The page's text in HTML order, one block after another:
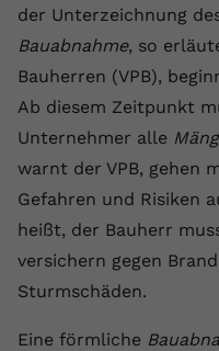
der Unterzeichnung
Bauabnahme, so
Bauherren (VPB),
Ab diesem Zeitpunkt
Unternehmer alle
warnt der VPB, gehen
Gefahren und Risiken
heißt, der Bauherr
versichern gegen
Sturmschäden.
Eine förmliche
Dieser
zufällig
hat.
Name
Zweck
Website
Name _gcl au
Anbieter Google
Laufzeit 90 Tage
Wird
Website
Cookie-
Externe Inhalte
um Ihnen zusätzliche
Name vuid
Anbieter
Laufzeit 2 Jahre
Cookie-